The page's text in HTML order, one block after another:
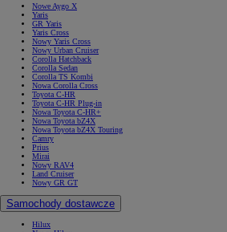
Nowe Aygo X
Yaris
GR Yaris
Yaris Cross
Nowy Yaris Cross
Nowy Urban Cruiser
Corolla Hatchback
Corolla Sedan
Corolla TS Kombi
Nowa Corolla Cross
Toyota C-HR
Toyota C-HR Plug-in
Nowa Toyota C-HR+
Nowa Toyota bZ4X
Nowa Toyota bZ4X Touring
Camry
Prius
Mirai
Nowy RAV4
Land Cruiser
Nowy GR GT
Samochody dostawcze
Hilux